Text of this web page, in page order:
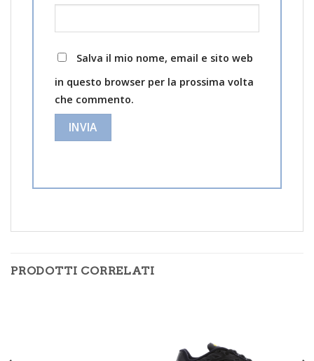
Salva il mio nome, email e sito web
in questo browser per la prossima volta
che commento.
PRODOTTI CORRELATI